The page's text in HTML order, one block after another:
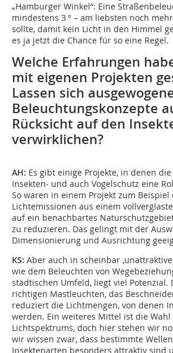
„Hamburger Winkel“: Eine
mindestens 3 ° – am liebsten noch
sollte, damit kein Licht in den Himmel
es ja jetzt die Chance für so eine Regel.
Welche Erfahrungen
mit eigenen Projekten
Lassen sich
Beleuchtungskonzepte
Rücksicht auf den
verwirklichen?
AH: Es gibt einige Projekte, in denen
Insekten- und auch Vogelschutz eine
So waren in einem Projekt zum
Lichtemissionen aus einem
auf ein benachbartes
zu reduzieren. Das gelingt mit der
Dimensionierung und Ausrichtung
KS: Aber auch in scheinbar
wie dem Beleuchten von
städtischen Umfeld, liegt viel Potenzial.
richtigen Mastleuchten, das
reduziert die Lichtmengen, von denen
werden. Ein weiteres Mittel ist die Wahl
Lichtspektrums, doch hier stehen wir
wir wissen zwar, dass bestimmte
Insektenarten besonders attraktiv sind